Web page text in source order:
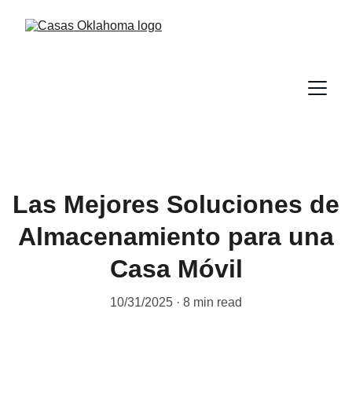
Las Mejores Soluciones de
Almacenamiento para una
Casa Móvil
10/31/2025 8 min read